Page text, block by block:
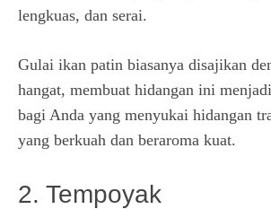
lengkuas, dan serai.
Gulai ikan patin biasanya disajikan
hangat, membuat hidangan ini
bagi Anda yang menyukai hidangan
yang berkuah dan beraroma kuat.
2. Tempoyak